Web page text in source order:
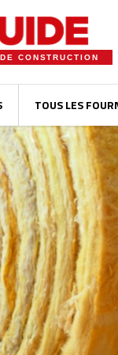
CONSTRUCTION
TOUS LES